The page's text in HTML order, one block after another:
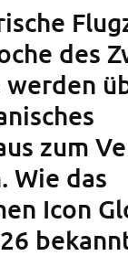
des
zum
Wie das
Icon